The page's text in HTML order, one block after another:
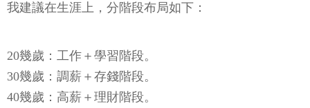
我建議在生涯上，分階段布局如下：
20幾歲：工作＋學習階段。
30幾歲：調薪＋存錢階段。
40幾歲：高薪＋理財階段。